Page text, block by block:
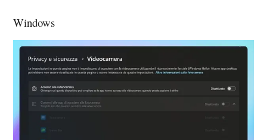
Windows